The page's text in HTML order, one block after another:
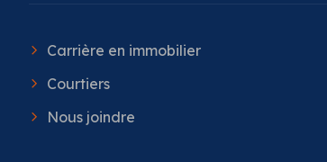
Carrière en immobilier
Courtiers
Nous joindre